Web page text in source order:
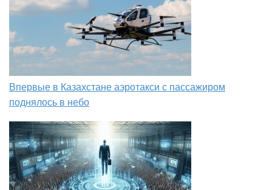
Впервые в Казахстане аэротакси с пассажиром
поднялось в небо